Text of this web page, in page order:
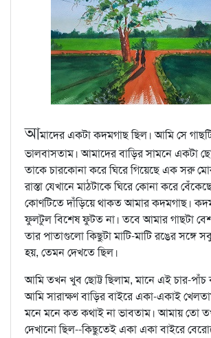
আমাদের একটা কদমগাছ ছিল। আমি সে
ভালবাসতাম। আমাদের বাড়ির সামনে একটা
তাকে চারকোনা করে ঘিরে গিয়েছে এক সরু
রাস্তা যেখানে মাঠটাকে ঘিরে কোনা করে
কোণটিতে দাঁড়িয়ে থাকত আমার কদমগাছ।
ফুলটুল বিশেষ ফুটত না। তবে আমার গাছটা
তার পাতাগুলো কিছুটা মাটি-মাটি রঙের সঙ্গে
হয়, তেমন দেখতে ছিল।
আমি তখন খুব ছোট্ট ছিলাম, মানে এই চার-
আমি সারাক্ষণ বাড়ির বাইরে একা-একাই
মনে মনে কত কথাই না ভাবতাম। আমায় তো
দেখানো ছিল--কিছুতেই একা একা বাইরে